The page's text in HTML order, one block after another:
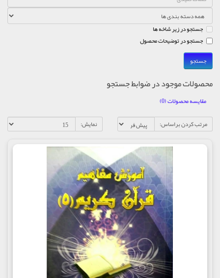
جستجو در زیر شاخه ها
جستجو در توضیحات محصول
محصولات موجود در ضوابط جستجو
مقایسه محصولات (0)
مرتب کردن براساس:
نمایش: